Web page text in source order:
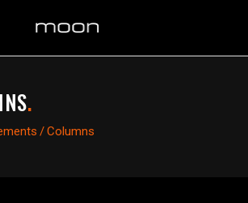
.
/Columns